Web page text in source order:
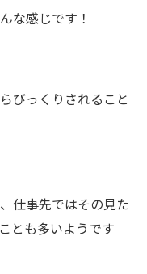
な感じです！
びっくりされること
仕事先ではその見た
とも多いようです